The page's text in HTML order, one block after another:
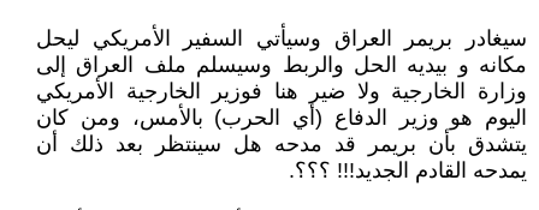
سيغادر بريمر العراق وسيأتي السفير الأمريكي ليحل
مكانه و بيديه الحل والربط وسيسلم ملف العراق إلى
وزارة الخارجية ولا ضير هنا فوزير الخارجية الأمريكي
اليوم هو وزير الدفاع (أي الحرب) بالأمس، ومن كان
يتشدق بأن بريمر قد مدحه هل سينتظر بعد ذلك أن
يمدحه القادم الجديد!!! ؟؟؟.